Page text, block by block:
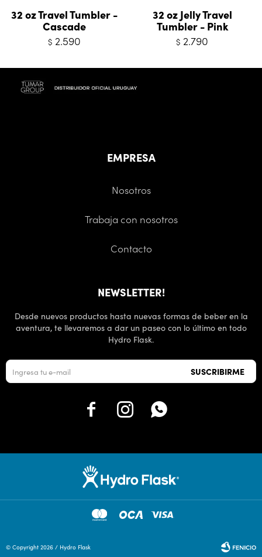
32 oz Travel Tumbler -
Cascade
$ 2.590
32 oz Jelly Travel
Tumbler - Pink
$ 2.790
EMPRESA
Nosotros
Trabaja con nosotros
Contacto
NEWSLETTER!
Desde nuevos productos hasta nuevas formas de beber en la
aventura, te llevaremos a dar un paseo con lo último en todo
Hydro Flask.
SUSCRIBIRME
  
© Copyright 2026 / Hydro Flask